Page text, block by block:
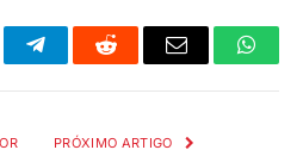
TelegramaReddit
E-
PRÓXIMO ARTIGO